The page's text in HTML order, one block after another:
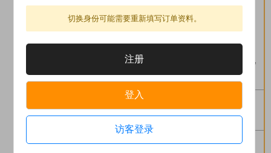
门票（无登
天才能预订，需额
外付6英镑。免费儿
童需大人陪同。
午茶
£50/人/餐
位置）
非周末价格，成
切换身份可能需要重新填写订单资料。
注册
登入
访客登录